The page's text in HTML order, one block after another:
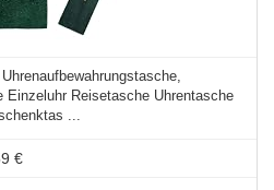
Einzeluhr Reisetasche Uhrentasche
...
€